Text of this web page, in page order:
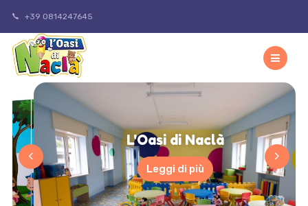
+39 0814247645
L'Oasi di Naclà
Leggi di più